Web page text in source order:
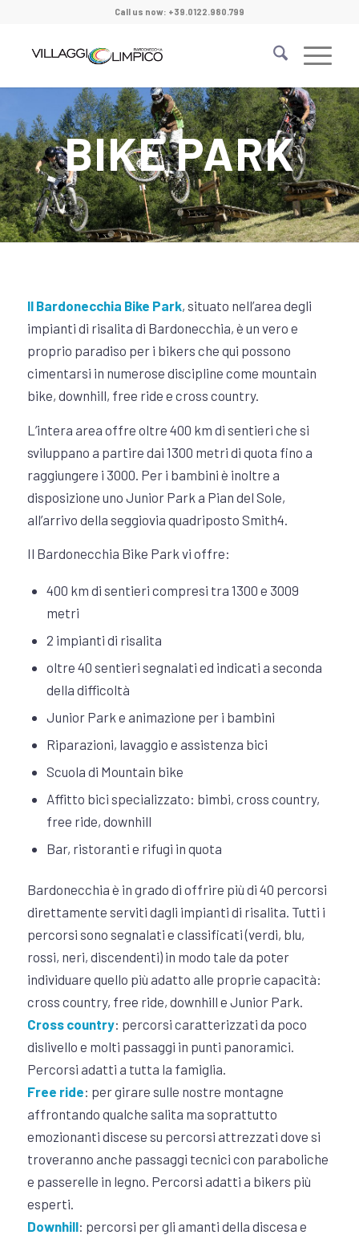
Call us now: +39.0122.980.799
BIKE PARK
Il Bardonecchia Bike Park, situato nell’area degli
impianti di risalita di Bardonecchia, è un vero e
proprio paradiso per i bikers che qui possono
cimentarsi in numerose discipline come mountain
bike, downhill, free ride e cross country.
L’intera area offre oltre 400 km di sentieri che si
sviluppano a partire dai 1300 metri di quota fino a
raggiungere i 3000. Per i bambini è inoltre a
disposizione uno Junior Park a Pian del Sole,
all’arrivo della seggiovia quadriposto Smith4.
Il Bardonecchia Bike Park vi offre:
400 km di sentieri compresi tra 1300 e 3009
metri
2 impianti di risalita
oltre 40 sentieri segnalati ed indicati a seconda
della difficoltà
Junior Park e animazione per i bambini
Riparazioni, lavaggio e assistenza bici
Scuola di Mountain bike
Affitto bici specializzato: bimbi, cross country,
free ride, downhill
Bar, ristoranti e rifugi in quota
Bardonecchia è in grado di offrire più di 40 percorsi
direttamente serviti dagli impianti di risalita. Tutti i
percorsi sono segnalati e classificati (verdi, blu,
rossi, neri, discendenti) in modo tale da poter
individuare quello più adatto alle proprie capacità:
cross country, free ride, downhill e Junior Park.
Cross country: percorsi caratterizzati da poco
dislivello e molti passaggi in punti panoramici.
Percorsi adatti a tutta la famiglia.
Free ride: per girare sulle nostre montagne
affrontando qualche salita ma soprattutto
emozionanti discese su percorsi attrezzati dove si
troveranno anche passaggi tecnici con paraboliche
e passerelle in legno. Percorsi adatti a bikers più
esperti.
Downhill: percorsi per gli amanti della discesa e